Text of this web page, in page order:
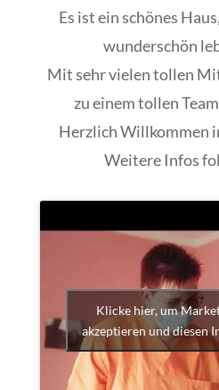
Es ist ein schönes
wunderschön
Mit sehr vielen tollen
zu einem tollen
Herzlich Willkommen
Weitere Infos
Klicke hier, um
akzeptieren und diesen